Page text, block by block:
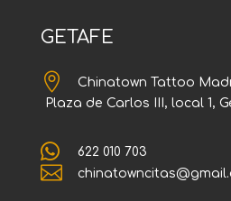
GETAFE

Chinatown Tattoo
Plaza de Carlos III, local 1,
 622 010 703
